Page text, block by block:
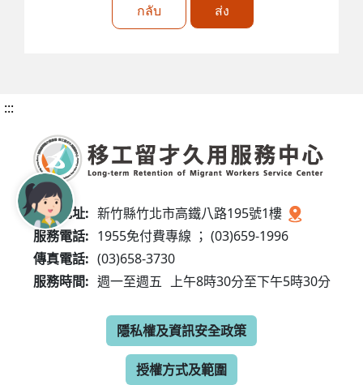
กลับ ส่ง
:::
服務地址: 新竹縣竹北市高鐵八路195號1樓
服務電話: 1955免付費專線 ； (03)659-1996
傳真電話: (03)658-3730
服務時間: 週一至週五 上午8時30分至下午5時30分
隱私權及資訊安全政策
授權方式及範圍